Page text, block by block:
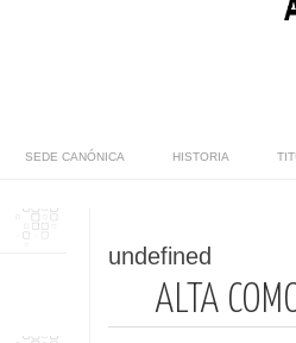
SEDE CANÓNICA HISTORIA
undefined
ALTA